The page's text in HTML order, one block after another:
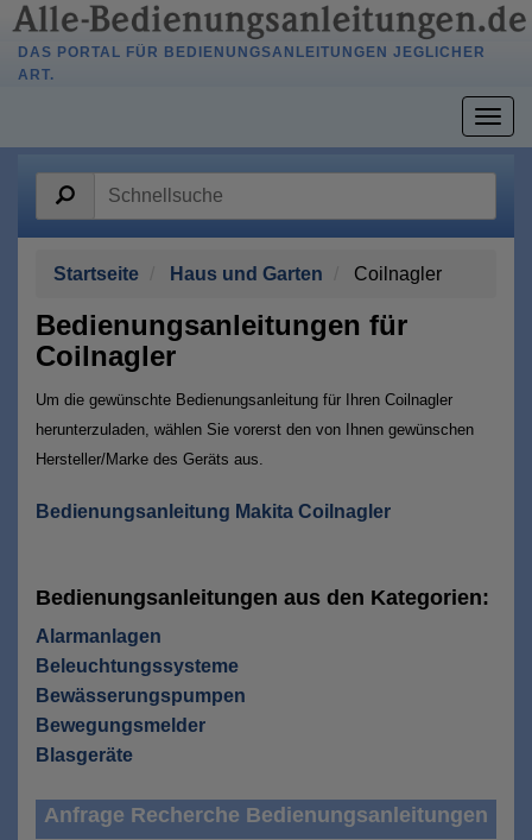
DAS PORTAL FÜR BEDIENUNGSANLEITUNGEN JEGLICHER
ART.
Startseite Haus und Garten Coilnagler
Bedienungsanleitungen für
Coilnagler
Um die gewünschte Bedienungsanleitung für Ihren Coilnagler
herunterzuladen, wählen Sie vorerst den von Ihnen gewünschen
Hersteller/Marke des Geräts aus.
Bedienungsanleitung Makita Coilnagler
Bedienungsanleitungen aus den Kategorien:
Alarmanlagen
Beleuchtungssysteme
Bewässerungspumpen
Bewegungsmelder
Blasgeräte
Anfrage Recherche Bedienungsanleitungen